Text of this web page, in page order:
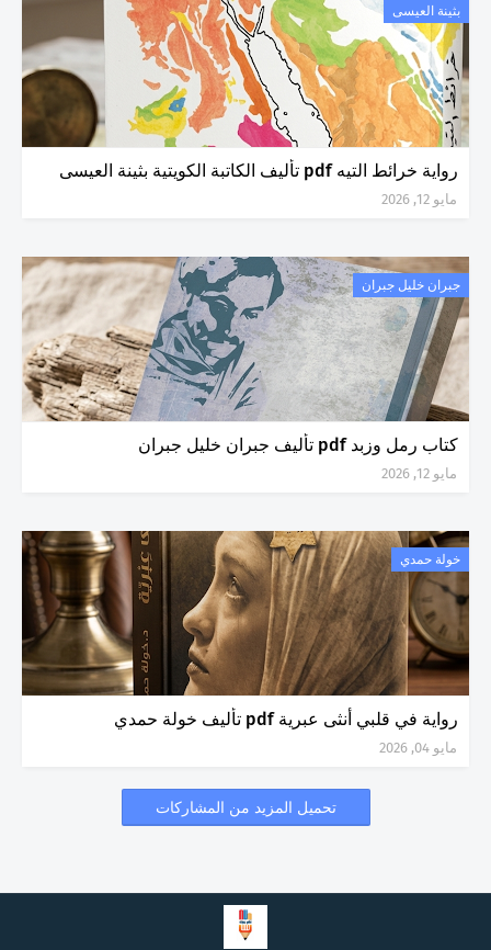
بثينة العيسى
رواية خرائط التيه pdf تأليف الكاتبة الكويتية بثينة العيسى
مايو 12, 2026
جبران خليل جبران
كتاب رمل وزبد pdf تأليف جبران خليل جبران
مايو 12, 2026
خولة حمدي
رواية في قلبي أنثى عبرية pdf تأليف خولة حمدي
مايو 04, 2026
تحميل المزيد من المشاركات